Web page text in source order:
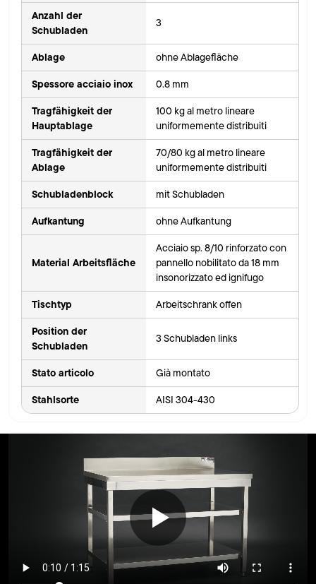
Anzahl der
Schubladen
3
Ablage ohne Ablagefläche
Spessore acciaio inox 0.8 mm
Tragfähigkeit der
Hauptablage
100 kg al metro lineare
uniformemente distribuiti
Tragfähigkeit der
Ablage
70/80 kg al metro lineare
uniformemente distribuiti
Schubladenblock mit Schubladen
Aufkantung ohne Aufkantung
Material Arbeitsfläche
Acciaio sp. 8/10 rinforzato con
pannello nobilitato da 18 mm
insonorizzato ed ignifugo
Tischtyp Arbeitschrank offen
Position der
Schubladen
3 Schubladen links
Stato articolo Già montato
Stahlsorte AISI 304-430